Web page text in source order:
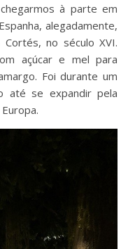
à parte em
alegadamente,
no século XVI.
açúcar e mel para
Foi durante um
até se expandir pela